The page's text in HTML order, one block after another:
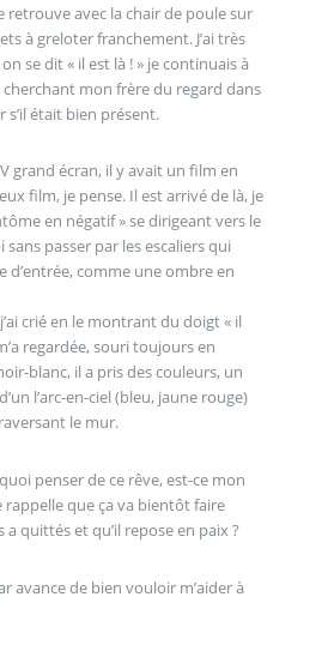
retrouve avec la chair de poule sur
à greloter franchement. J’ai très
se dit « il est là ! » je continuais à
cherchant mon frère du regard dans
s’il était bien présent.
grand écran, il y avait un film en
Il est arrivé de là, je
passer par les escaliers qui
d’entrée, comme une ombre en
crié en le montrant du doigt « il
regardée, souri toujours en
blanc, il a pris des couleurs, un
l’arc-en-ciel (bleu, jaune rouge)
le mur.
penser de ce rêve, est-ce mon
que ça va bientôt faire
a quittés et qu’il repose en paix ?
avance de bien vouloir m’aider à